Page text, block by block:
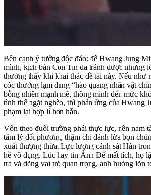
Bên cạnh ý tưởng độc đáo: để Hwang Jung
mình, kịch bản Con Tin đã tránh được những
thường thấy khi khai thác đề tài này. Nếu như
cóc thường lạm dụng “hào quang nhân vật
bỗng nhiên mạnh mẽ, thông minh đến mức
tình thế ngặt nghèo, thì phản ứng của Hwang
phạm lại hợp lí hơn hẳn.
Vốn theo đuổi trường phái thực lực, nên nam
tâm lý đối phương, thậm chí đánh lừa bọn
xuất thượng thừa. Lực lượng cảnh sát Hàn
hề vô dụng. Lúc hay tin Ảnh Đế mất tích, họ
tra và đóng vai trò quan trọng, ảnh hưởng lớn